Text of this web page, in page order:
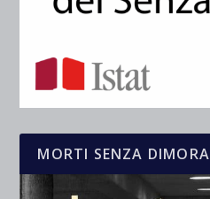
MORTI SENZA DIMORA